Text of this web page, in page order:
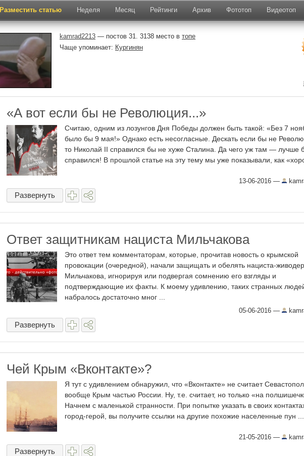
Разместить статью Неделя Месяц Рейтинги Архив Фототоп Видеотоп
kamrad2213 — постов 31. 3138 место в топе
Чаще упоминает: Кургинян
«А вот если бы не Революция...»
Считаю, одним из лозунгов Дня Победы должен быть такой: «Без 7
было бы 9 мая!» Однако есть несогласные. Дескать если бы не
то Николай II справился бы не хуже Сталина. Да чего уж там — лучше
справился! В прошлой статье на эту тему мы уже показывали, как
13-06-2016 —
Развернуть
Ответ защитникам нациста Мильчакова
Это ответ тем комментаторам, которые, прочитав новость о крымской
провокации (очередной), начали защищать и обелять нациста-
Мильчакова, игнорируя или подвергая сомнению его взгляды и
подтверждающие их факты. К моему удивлению, таких странных
набралось достаточно мног ...
05-06-2016 —
Развернуть
Чей Крым «Вконтакте»?
Я тут с удивлением обнаружил, что «Вконтакте» не считает
вообще Крым частью России. Ну, т.е. считает, но только «на
Начнем с маленькой странности. При попытке указать в своих
город-герой, вы получите ссылки на другие похожие населенные пун ...
21-05-2016 —
Развернуть